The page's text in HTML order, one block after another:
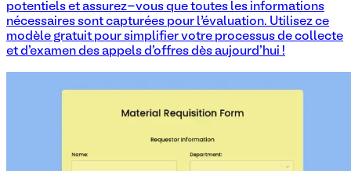
potentiels et assurez-vous que toutes les informations
nécessaires sont capturées pour l’évaluation. Utilisez ce
modèle gratuit pour simplifier votre processus de collecte
et d'examen des appels d'offres dès aujourd'hui !